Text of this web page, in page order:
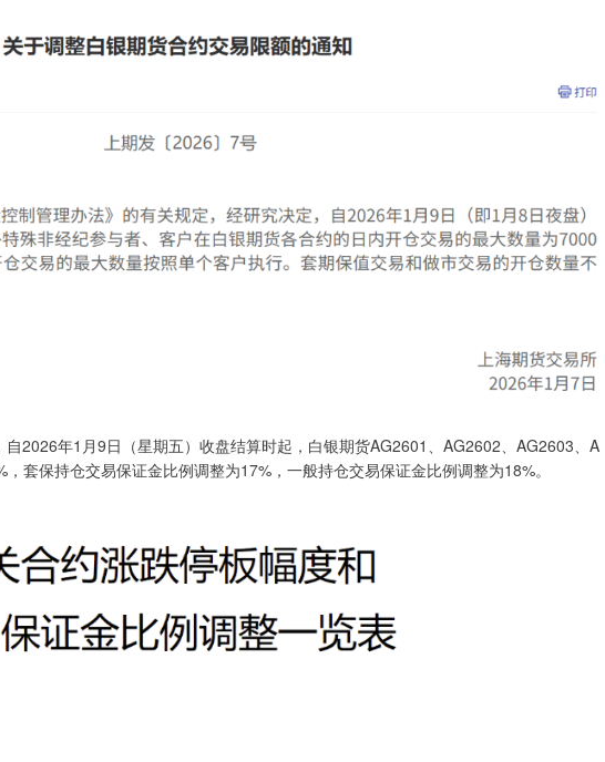
2026年1月9日（星期五）收盘结算时起，白银期货AG2601、AG2602、AG2603、A
套保持仓交易保证金比例调整为17%，一般持仓交易保证金比例调整为18%。